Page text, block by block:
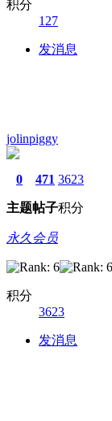
积分
127
发消息
jolinpiggy
0
主题
471
帖子
3623
积分
永久会员
积分
3623
发消息